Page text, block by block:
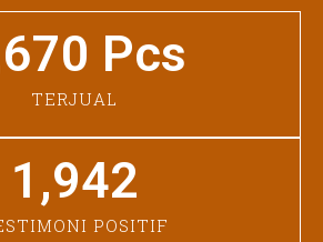
Pcs
TERJUAL
1,942
POSITIF